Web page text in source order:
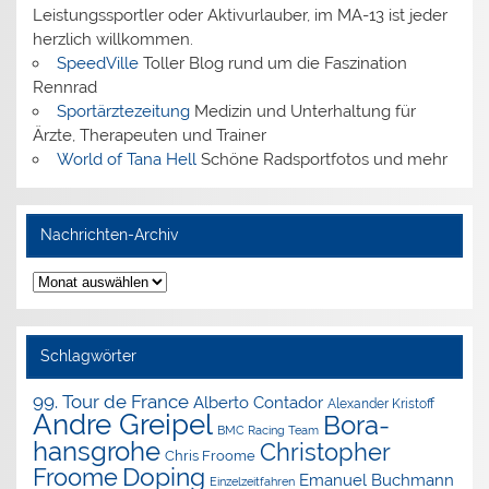
Leistungssportler oder Aktivurlauber, im MA-13 ist jeder
herzlich willkommen.
SpeedVilleToller Blog rund um die Faszination
Rennrad
SportärztezeitungMedizin und Unterhaltung für
Ärzte, Therapeuten und Trainer
World of Tana HellSchöne Radsportfotos und mehr
Nachrichten-Archiv
Nachrichten-
Archiv
Schlagwörter
99. Tour de France Alberto Contador Alexander Kristoff
Andre Greipel BMC Racing Team Bora-
hansgrohe Chris Froome Christopher
Froome Doping Einzelzeitfahren Emanuel Buchmann